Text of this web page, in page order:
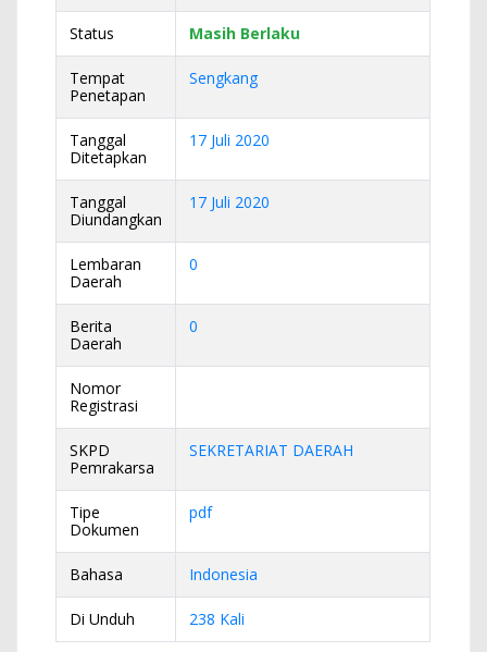
Status Masih Berlaku
Tempat
Penetapan
Sengkang
Tanggal
Ditetapkan
17 Juli 2020
Tanggal
Diundangkan
17 Juli 2020
Lembaran
Daerah
0
Berita
Daerah
0
Nomor
Registrasi
SKPD
Pemrakarsa
SEKRETARIAT DAERAH
Tipe
Dokumen
pdf
Bahasa Indonesia
Di Unduh 238 Kali